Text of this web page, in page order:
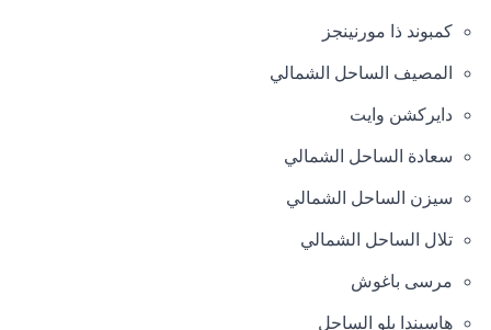
كمبوند ذا مورنينجز
المصيف الساحل الشمالي
دايركشن وايت
سعادة الساحل الشمالي
سيزن الساحل الشمالي
تلال الساحل الشمالي
مرسى باغوش
هاسيندا بلو الساحل